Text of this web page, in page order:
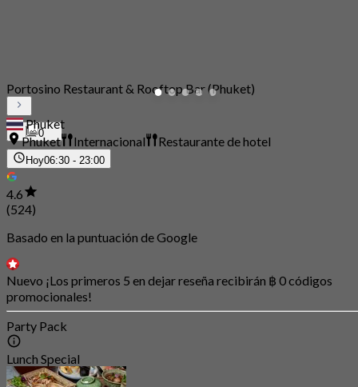
0
Portosino Restaurant & Rooftop Bar (Phuket)
Phuket
Phuket
Internacional Restaurante de hotel
Hoy06:30 - 23:00
4.6
(524)
Basado en la puntuación de Google
Nuevo ¡Los primeros 5 en dejar reseña recibirán ฿ 0 códigos
promocionales!
Party Pack
Lunch Special